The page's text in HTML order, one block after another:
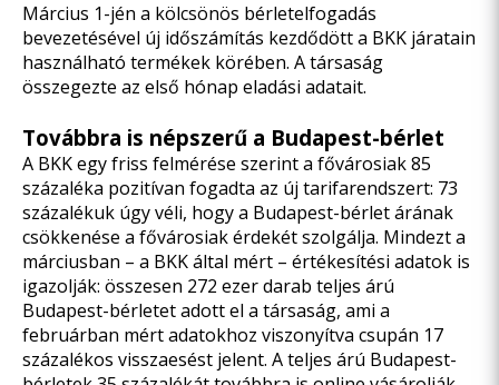
Március 1-jén a kölcsönös bérletelfogadás
bevezetésével új időszámítás kezdődött a BKK járatain
használható termékek körében. A társaság
összegezte az első hónap eladási adatait.
Továbbra is népszerű a Budapest-bérlet
A BKK egy friss felmérése szerint a fővárosiak 85
százaléka pozitívan fogadta az új tarifarendszert: 73
százalékuk úgy véli, hogy a Budapest-bérlet árának
csökkenése a fővárosiak érdekét szolgálja. Mindezt a
márciusban – a BKK által mért – értékesítési adatok is
igazolják: összesen 272 ezer darab teljes árú
Budapest-bérletet adott el a társaság, ami a
februárban mért adatokhoz viszonyítva csupán 17
százalékos visszaesést jelent. A teljes árú Budapest-